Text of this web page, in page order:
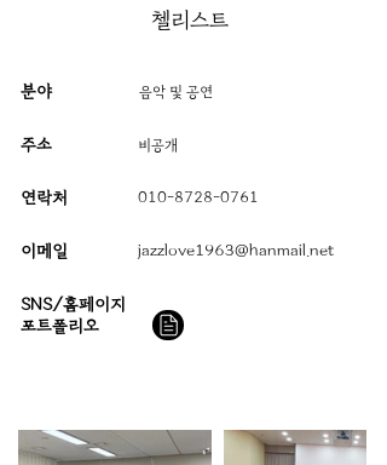
첼리스트
분야
주소
연락처
이메일
SNS/홈페이지
음악 및 공연
​비공개
010-8728-0761
jazzlove1963@hanmail.net
​포트폴리오